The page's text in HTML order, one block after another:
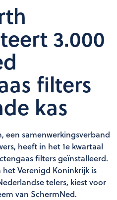
3.000
filters
kas
een samenwerkingsverband
heeft in het 1e kwartaal
filters geïnstalleerd.
Verenigd Koninkrijk is
telers, kiest voor
van SchermNed.